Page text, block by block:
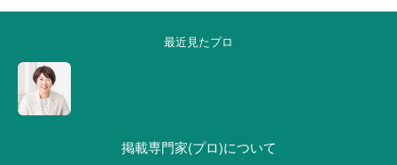
最近見たプロ
掲載専門家(プロ)について